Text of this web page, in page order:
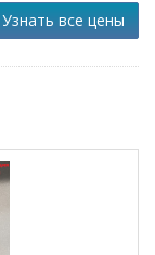
Узнать все цены